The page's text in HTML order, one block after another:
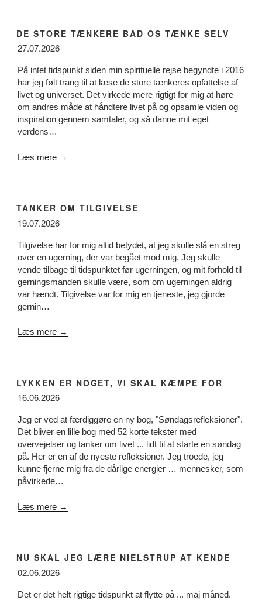
DE STORE TÆNKERE BAD OS TÆNKE SELV
27.07.2026
På intet tidspunkt siden min spirituelle rejse begyndte i 2016
har jeg følt trang til at læse de store tænkeres opfattelse af
livet og universet. Det virkede mere rigtigt for mig at høre
om andres måde at håndtere livet på og opsamle viden og
inspiration gennem samtaler, og så danne mit eget
verdens…
Læs mere →
TANKER OM TILGIVELSE
19.07.2026
Tilgivelse har for mig altid betydet, at jeg skulle slå en streg
over en ugerning, der var begået mod mig. Jeg skulle
vende tilbage til tidspunktet før ugerningen, og mit forhold til
gerningsmanden skulle være, som om ugerningen aldrig
var hændt. Tilgivelse var for mig en tjeneste, jeg gjorde
gernin…
Læs mere →
LYKKEN ER NOGET, VI SKAL KÆMPE FOR
16.06.2026
Jeg er ved at færdiggøre en ny bog, "Søndagsrefleksioner".
Det bliver en lille bog med 52 korte tekster med
overvejelser og tanker om livet ... lidt til at starte en søndag
på. Her er en af de nyeste refleksioner. Jeg troede, jeg
kunne fjerne mig fra de dårlige energier … mennesker, som
påvirkede…
Læs mere →
NU SKAL JEG LÆRE NIELSTRUP AT KENDE
02.06.2026
Det er det helt rigtige tidspunkt at flytte på ... maj måned.